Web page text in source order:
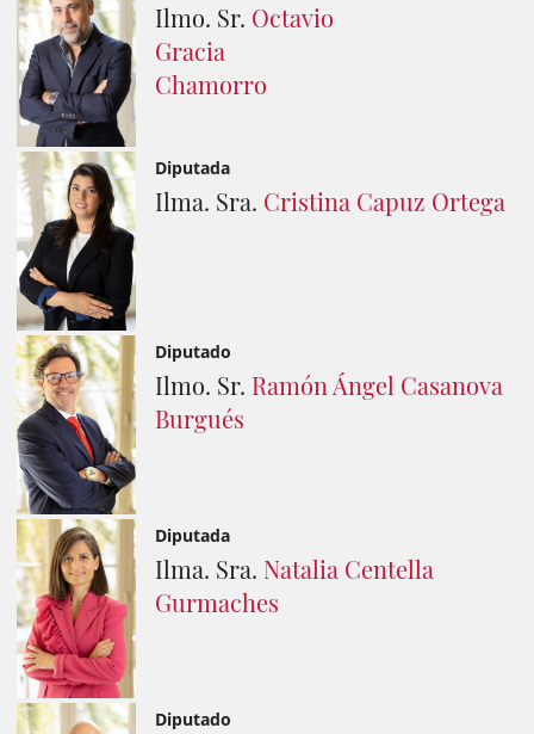
Ilmo. Sr. Octavio
Gracia
Chamorro
Diputada
Ilma. Sra. Cristina Capuz Ortega
Diputado
Ilmo. Sr. Ramón Ángel Casanova
Burgués
Diputada
Ilma. Sra. Natalia Centella
Gurmaches
Diputado